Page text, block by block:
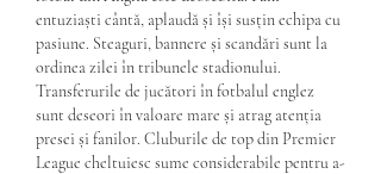
entuziaști cântă, aplaudă și își susțin echipa cu
pasiune. Steaguri, bannere și scandări sunt la
ordinea zilei în tribunele stadionului.
Transferurile de jucători în fotbalul englez
sunt deseori în valoare mare și atrag atenția
presei și fanilor. Cluburile de top din Premier
League cheltuiesc sume considerabile pentru a-